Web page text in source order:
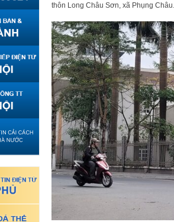
thôn Long Châu Sơn, xã Phụng Châu.